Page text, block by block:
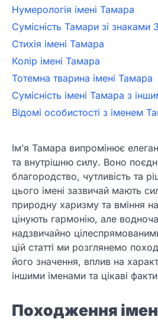
Нумерологія імені Тамара
Сумісність Тамари зі знаками
Стихія імені Тамара
Колір імені Тамара
Тотемна тварина імені Тамара
Сумісність імені Тамара з
Відомі особистості з іменем
Ім’я Тамара випромінює
та внутрішню силу. Воно
благородство, чутливість та
цього імені зазвичай мають
природну харизму та вміння
цінують гармонію, але
надзвичайно
цій статті ми розглянемо
його значення, вплив на
іншими іменами та цікаві
Походження